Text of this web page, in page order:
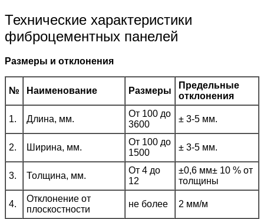
Технические характеристики
фиброцементных панелей
Размеры и отклонения
№ Наименование Размеры
Предельные
отклонения
1. Длина, мм.
От 100 до
3600
± 3-5 мм.
2. Ширина, мм.
От 100 до
1500
± 3-5 мм.
3. Толщина, мм.
От 4 до
12
±0,6 мм± 10 % от
толщины
4.
Отклонение от
плоскостности
не более 2 мм/м